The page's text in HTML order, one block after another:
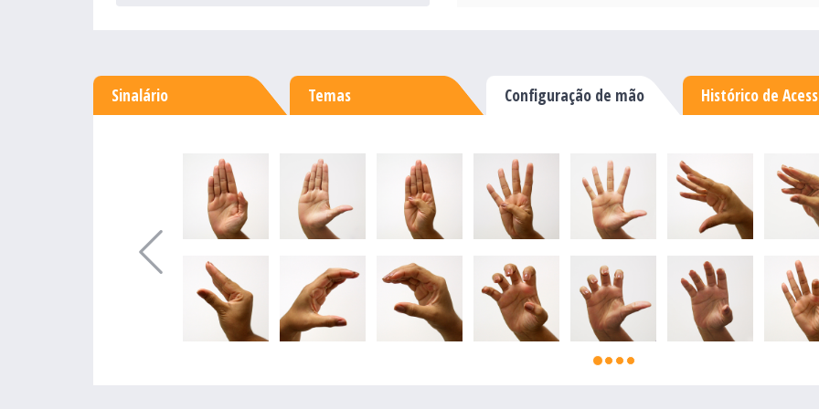
Sinalário Temas Configuração de mão Histórico de